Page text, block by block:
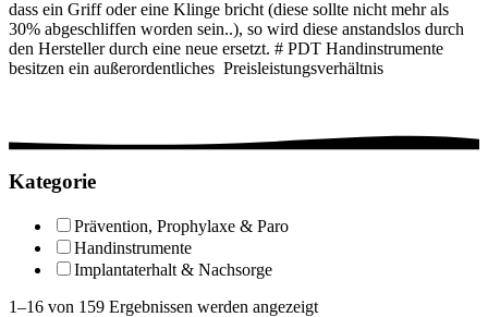
dass ein Griff oder eine Klinge bricht (diese sollte nicht mehr als
30% abgeschliffen worden sein..), so wird diese anstandslos durch
den Hersteller durch eine neue ersetzt. # PDT Handinstrumente
besitzen ein außerordentliches Preisleistungsverhältnis
Kategorie
Prävention, Prophylaxe & Paro
Handinstrumente
Implantaterhalt & Nachsorge
1–16 von 159 Ergebnissen werden angezeigt